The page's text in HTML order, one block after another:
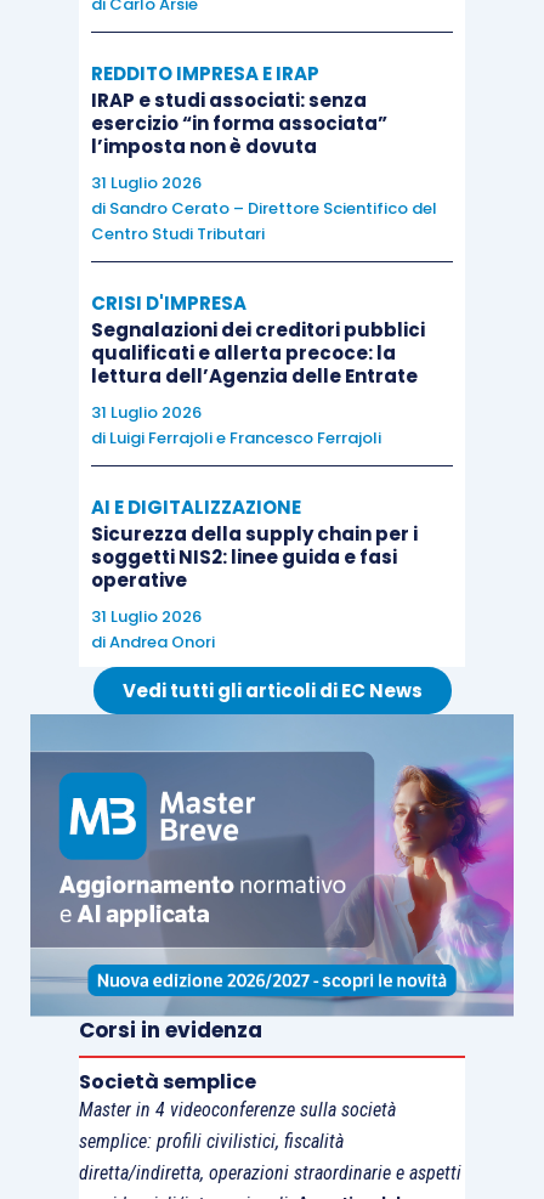
fattuali e probatori operata dai giudici di appello.
Sulla base di tali argomentazioni, il
cassazioneè stato dichiaratoinammissibile
ricorrente è stata condannata al pagamento delle
spese processuali.
REDDITO IMPRESA E IRAP
IRAP e studi associati: senza
esercizio “in forma associata”
l’imposta non è dovuta
31 Luglio 2026
di Sandro Cerato – Direttore Scientifico del
Centro Studi Tributari
CRISI D'IMPRESA
Segnalazioni dei creditori pubblici
qualificati e allerta precoce: la
lettura dell’Agenzia delle Entrate
31 Luglio 2026
di Luigi Ferrajolie Francesco Ferrajoli
AI E DIGITALIZZAZIONE
Sicurezza della supply chain per i
soggetti NIS2: linee guida e fasi
operative
31 Luglio 2026
diAndrea Onori
Vedi tutti gli articoli di EC News
Corsi in evidenza
Società semplice
Master in 4 videoconferenze sulla società
semplice: profili civilistici, fiscalità
diretta/indiretta, operazioni straordinarie e aspetti